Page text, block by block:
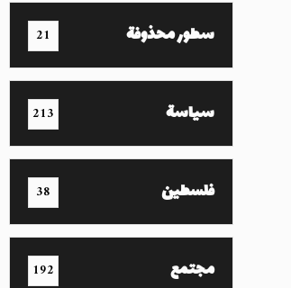
سطور محذوفة 21
سياسة 213
فلسطين 38
مجتمع 192